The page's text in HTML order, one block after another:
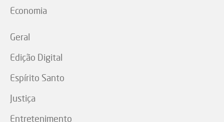
Economia
Geral
Edição Digital
Espírito Santo
Justiça
Entretenimento